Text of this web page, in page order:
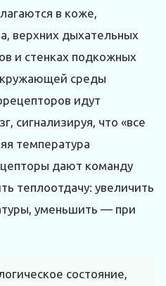
в коже,
верхних дыхательных
и стенках подкожных
среды
идут
сигнализируя, что «все
температура
дают команду
теплоотдачу: увеличить
уменьшить — при
состояние,